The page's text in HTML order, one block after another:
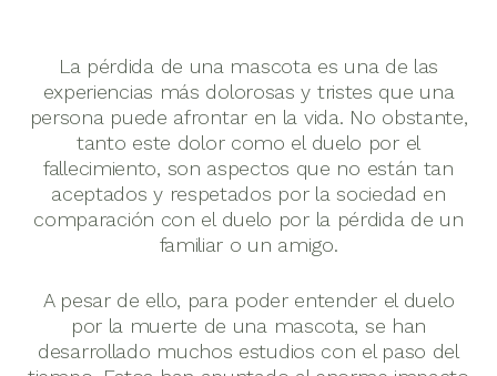
La pérdida de una mascota es una de las
experiencias más dolorosas y tristes que una
persona puede afrontar en la vida. No obstante,
tanto este dolor como el duelo por el
fallecimiento, son aspectos que no están tan
aceptados y respetados por la sociedad en
comparación con el duelo por la pérdida de un
familiar o un amigo.
A pesar de ello, para poder entender el duelo
por la muerte de una mascota, se han
desarrollado muchos estudios con el paso del